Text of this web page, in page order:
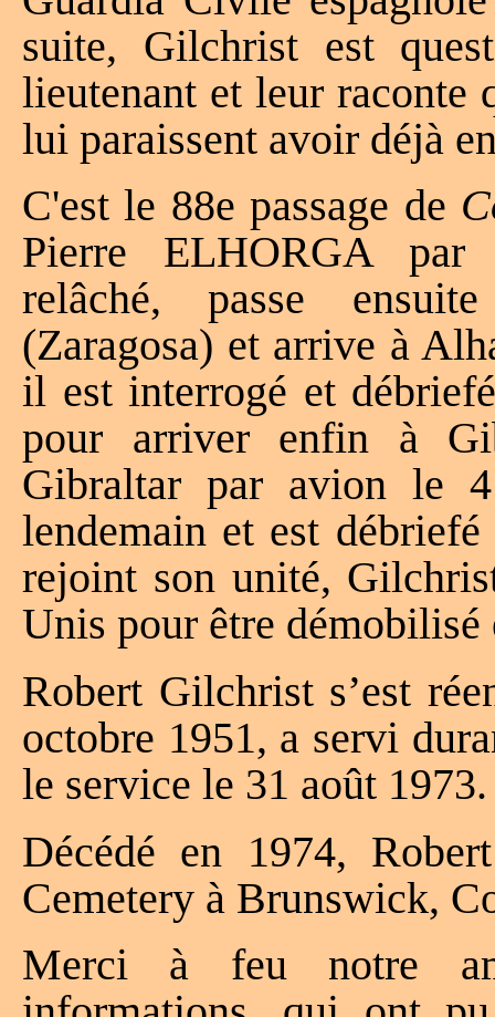
suite, Gilchrist est
lieutenant et leur raconte
lui paraissent avoir déjà
C'est le 88e passage de
Pierre ELHORGA par
relâché, passe
(Zaragosa) et arrive à
il est interrogé et
pour arriver enfin à
Gibraltar par avion le
lendemain et est
rejoint son unité,
Unis pour être démobilisé
Robert Gilchrist s’est
octobre 1951, a servi
le service le 31 août 1973.
Décédé en 1974,
Cemetery à Brunswick,
Merci à feu notre